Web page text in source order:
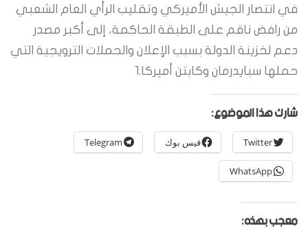
في انتصار الجيش الأميركي وتقليب الرأي العام الشعبي
من رافض ناقم على الطبقة الحاكمة، إلى أكبر مصدر
دعم لخزينة الدولة بسبب الإعلان والحملات الترويجية التي
حملها سبايدرمان وكابتن أميركا.1
شارك هذا الموضوع:
Twitter فيس بوك Telegram
WhatsApp
معجب بهذه: